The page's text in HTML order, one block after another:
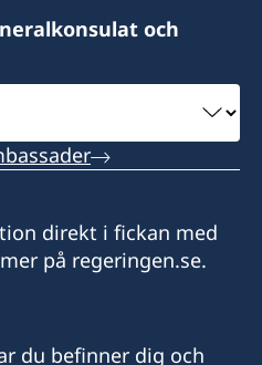
och
direkt i fickan med
på regeringen.se.
du befinner dig och